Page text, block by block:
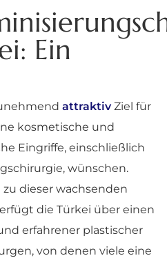
Ein
attraktivZiel für
kosmetische und
Eingriffe, einschließlich
wünschen.
dieser wachsenden
die Türkei über einen
erfahrener plastischer
von denen viele eine